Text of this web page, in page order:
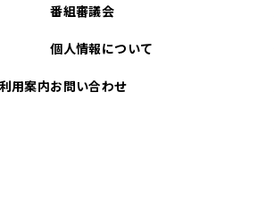
年08月
用案内
番組審議会
個人情報について
お問い合わせ